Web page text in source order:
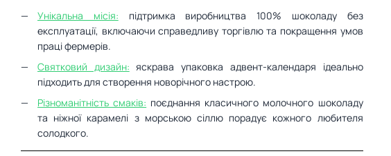
Унікальна місія: підтримка виробництва 100% шоколаду без
експлуатації, включаючи справедливу торгівлю та покращення умов
праці фермерів.
Святковий дизайн: яскрава упаковка адвент-календаря ідеально
підходить для створення новорічного настрою.
Різноманітність смаків: поєднання класичного молочного шоколаду
та ніжної карамелі з морською сіллю порадує кожного любителя
солодкого.